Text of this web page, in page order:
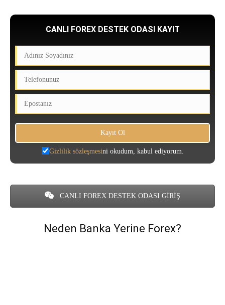
CANLI FOREX DESTEK ODASI KAYIT
Gizlilik sözleşmesini okudum, kabul ediyorum.
CANLI FOREX DESTEK ODASI GİRİŞ
Neden Banka Yerine Forex?